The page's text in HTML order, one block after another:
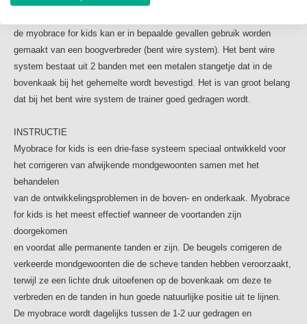
Naast het dragen van de myobrace is er ook een
trainingsprogramma, hierin staan activiteiten beschreven.
Door deze activiteiten dagelijks uit te voeren kunnen er
mooie resultaten bereikt worden. Er zullen nog een aantal
nacontroles plaatsvinden,
Tijdens de controle wordt hiernaar gekeken en controleren
we ook de myobrace
om te kijken of deze nog in orde is. Het is daarom belangrijk
deze altijd mee te nemen.
Om de vooruitgang te kunnen bepalen worden regelmatig
foto’s gemaakt zodat we dit altijd objectief kunnen
beoordelen.
We streven natuurlijk naar een langdurig mooi en stabiel
resultaat.
ONDERHOUD/VOEDING
Poets na het dragen van de myobrace deze zorgvuldig met
de myobrace for kids kan er in bepaalde gevallen gebruik worden
gemaakt van een boogverbreder (bent wire system). Het bent wire
system bestaat uit 2 banden met een metalen stangetje dat in de
bovenkaak bij het gehemelte wordt bevestigd. Het is van groot belang
dat bij het bent wire system de trainer goed gedragen wordt.
INSTRUCTIE
Myobrace for kids is een drie-fase systeem speciaal ontwikkeld voor
het corrigeren van afwijkende mondgewoonten samen met het
behandelen
van de ontwikkelingsproblemen in de boven- en onderkaak. Myobrace
for kids is het meest effectief wanneer de voortanden zijn
doorgekomen
en voordat alle permanente tanden er zijn. De beugels corrigeren de
verkeerde mondgewoonten die de scheve tanden hebben veroorzaakt,
terwijl ze een lichte druk uitoefenen op de bovenkaak om deze te
verbreden en de tanden in hun goede natuurlijke positie uit te lijnen.
De myobrace wordt dagelijks tussen de 1-2 uur gedragen en